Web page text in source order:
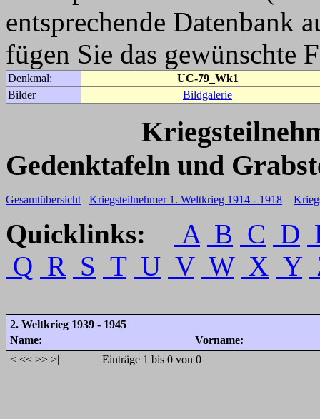
entsprechende Datenbank
fügen Sie das gewünschte
Denkmal:
UC-79_Wk1
Bilder
Bildgalerie
Gedenktafeln und
Gesamtübersicht Kriegsteilnehmer 1. Weltkrieg 1914 - 1918
Quicklinks: A B C D
Q R S T U V W X Y
2. Weltkrieg 1939 - 1945
Name:
Vorname:
|< << >> >| Einträge 1 bis 0 von 0